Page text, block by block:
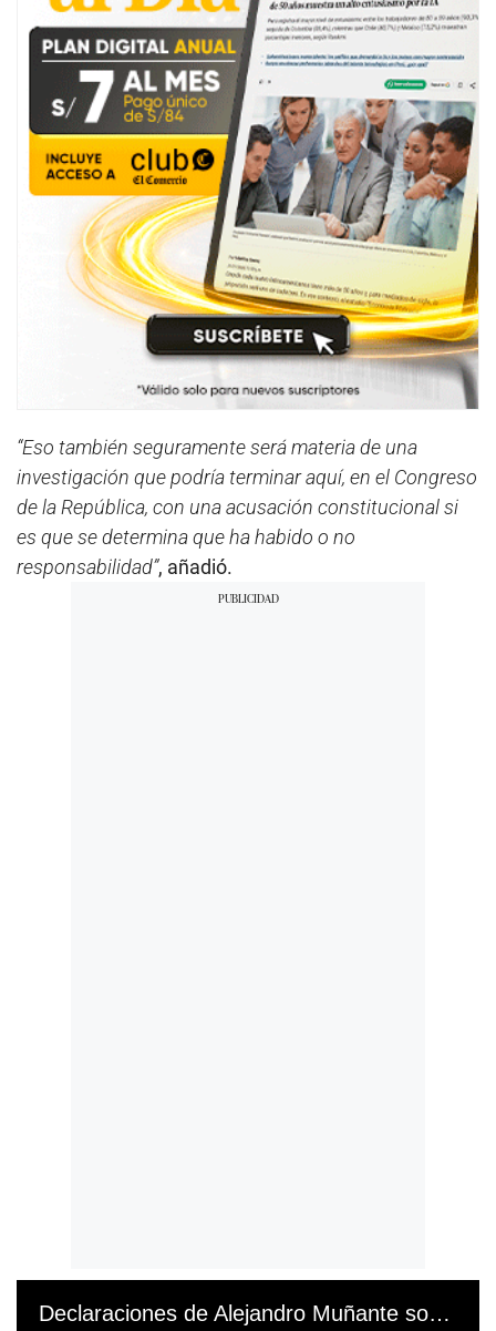
“Eso también seguramente será materia de una
investigación que podría terminar aquí, en el Congreso
de la República, con una acusación constitucional si
es que se determina que ha habido o no
responsabilidad”, añadió.
Declaraciones de Alejandro Muñante sobre Alberto Otárola